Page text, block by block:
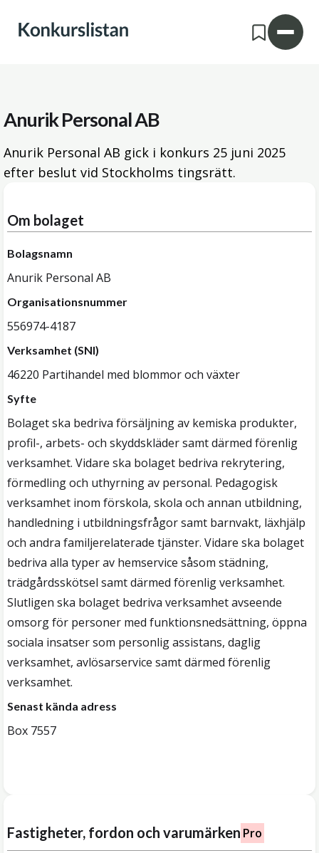
Anurik Personal AB
Anurik Personal AB gick i konkurs 25 juni 2025
efter beslut vid Stockholms tingsrätt.
Om bolaget
Bolagsnamn
Anurik Personal AB
Organisationsnummer
556974-4187
Verksamhet (SNI)
46220 Partihandel med blommor och växter
Syfte
Bolaget ska bedriva försäljning av kemiska produkter,
profil-, arbets- och skyddskläder samt därmed förenlig
verksamhet. Vidare ska bolaget bedriva rekrytering,
förmedling och uthyrning av personal. Pedagogisk
verksamhet inom förskola, skola och annan utbildning,
handledning i utbildningsfrågor samt barnvakt, läxhjälp
och andra familjerelaterade tjänster. Vidare ska bolaget
bedriva alla typer av hemservice såsom städning,
trädgårdsskötsel samt därmed förenlig verksamhet.
Slutligen ska bolaget bedriva verksamhet avseende
omsorg för personer med funktionsnedsättning, öppna
sociala insatser som personlig assistans, daglig
verksamhet, avlösarservice samt därmed förenlig
verksamhet.
Senast kända adress
Box 7557
Fastigheter, fordon och varumärken Pro